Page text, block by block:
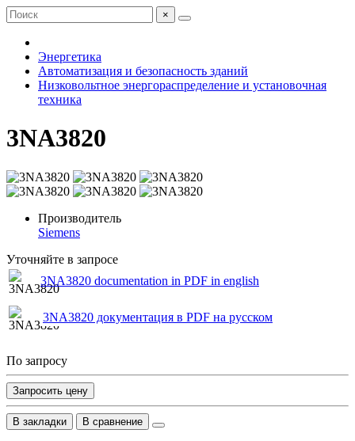
×
Энергетика
Автоматизация и безопасность зданий
Низковольтное энергораспределение и установочная
техника
3NA3820
Производитель
Siemens
Уточняйте в запросе
3NA3820 documentation in PDF in english
3NA3820 документация в PDF на русском
По запросу
Запросить цену
В закладки В сравнение